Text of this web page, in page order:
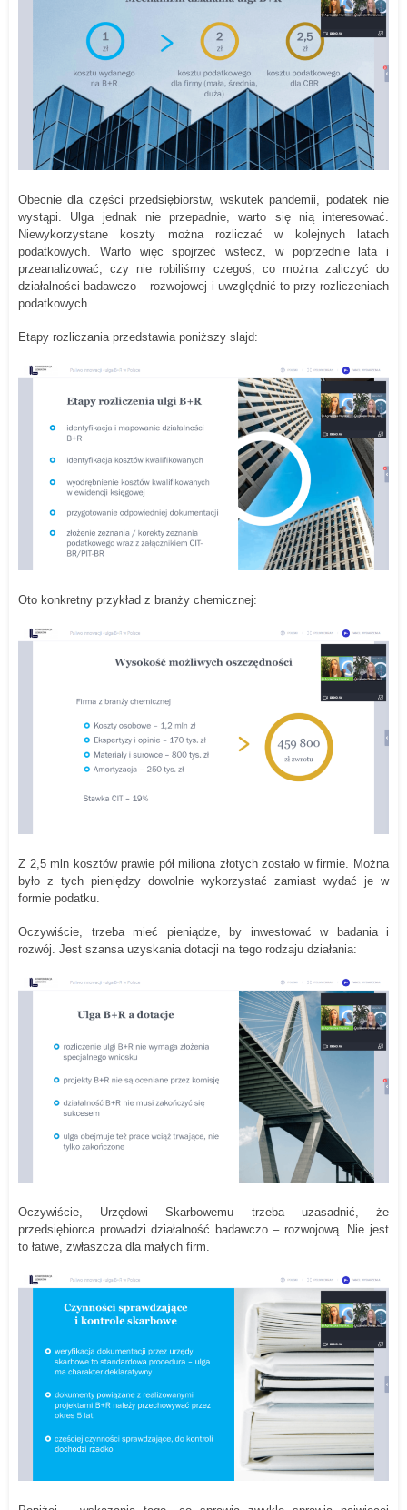
Obecnie dla części przedsiębiorstw, wskutek pandemii, podatek nie
wystąpi. Ulga jednak nie przepadnie, warto się nią interesować.
Niewykorzystane koszty można rozliczać w kolejnych latach
podatkowych. Warto więc spojrzeć wstecz, w poprzednie lata i
przeanalizować, czy nie robiliśmy czegoś, co można zaliczyć do
działalności badawczo – rozwojowej i uwzględnić to przy rozliczeniach
podatkowych.
Etapy rozliczania przedstawia poniższy slajd:
Oto konkretny przykład z branży chemicznej:
Z 2,5 mln kosztów prawie pół miliona złotych zostało w firmie. Można
było z tych pieniędzy dowolnie wykorzystać zamiast wydać je w
formie podatku.
Oczywiście, trzeba mieć pieniądze, by inwestować w badania i
rozwój. Jest szansa uzyskania dotacji na tego rodzaju działania:
Oczywiście, Urzędowi Skarbowemu trzeba uzasadnić, że
przedsiębiorca prowadzi działalność badawczo – rozwojową. Nie jest
to łatwe, zwłaszcza dla małych firm.